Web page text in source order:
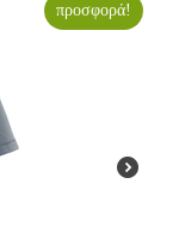
προσφορά!